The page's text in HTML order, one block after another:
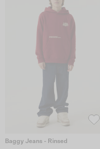
Baggy Jeans - Rinsed